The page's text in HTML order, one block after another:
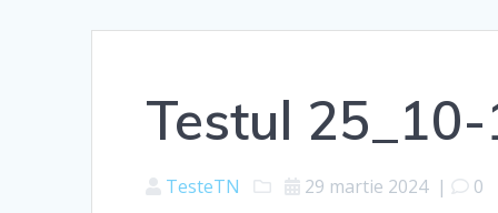
Testul
TesteTN 29 martie 2024| 0